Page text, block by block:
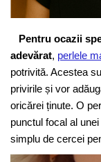
Pentru ocazii
adevărat, perlele
potrivită. Acestea
privirile și vor
oricărei ținute. O
punctul focal al
simplu de cercei